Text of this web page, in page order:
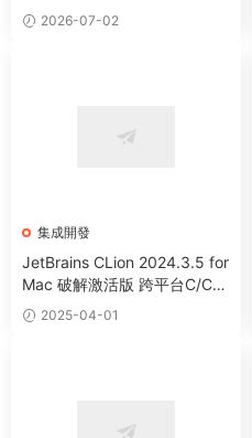
具 2026-07-02
集成開發
JetBrains CLion 2024.3.5 for
Mac 破解激活版 跨平台C/C+
+IDE集成開發工具 (Intel+App
le Silicon)
2025-04-01